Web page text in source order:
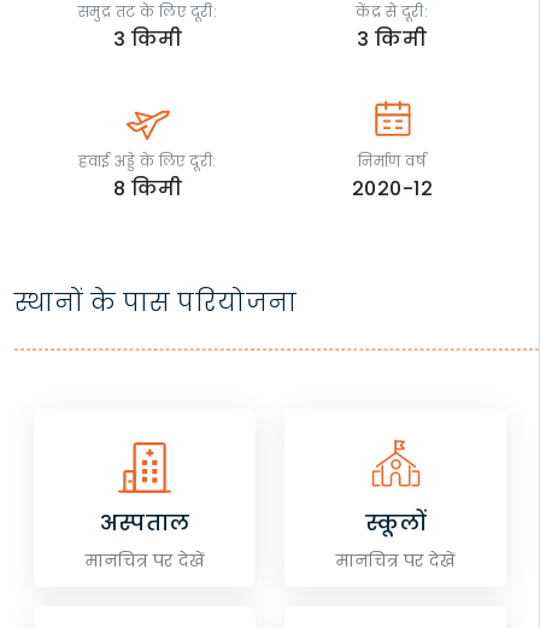
समुद्र तट के लिए दूरी:
3 किमी
केंद्र से दूरी:
3किमी
हवाई अड्डे के लिए दूरी:
8 किमी
निर्माण वर्ष
2020-12
स्थानों के पास परियोजना
अस्पताल
मानचित्र पर देखें
स्कूलों
मानचित्र पर देखें